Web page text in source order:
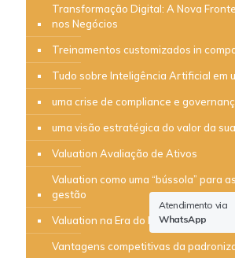
Transformação Digital: A Nova
nos Negócios
Treinamentos customizados in
Tudo sobre Inteligência Artificial em
uma crise de compliance e
uma visão estratégica do valor da
Valuation Avaliação de Ativos
Valuation como uma “bússola” para
gestão
Valuation na Era do Intangível
Vantagens competitivas da
Atendimento via
WhatsApp